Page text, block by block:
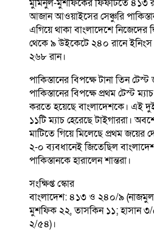
মুমিনুল-মুশফিকের ফিফটিতে ৪১৩
আজান আওয়াইসের সেঞ্চুরি
এগিয়ে থাকা বাংলাদেশে নিজেদের
থেকে ৯ উইকেটে ২৪০ রানে ইনিংস
২৬৮ রান।
পাকিস্তানের বিপক্ষে টানা তিন
পাকিস্তানের বিপক্ষে প্রথম টেস্ট
করতে হয়েছে বাংলাদেশকে। এই
১১টি ম্যাচ হেরেছে টাইগাররা।
মাটিতে গিয়ে মিলেছে প্রথম জয়ের
২-০ ব্যবধানেই জিতেছিল
পাকিস্তানকে হারালেন শান্তরা।
সংক্ষিপ্ত স্কোর
বাংলাদেশ: ৪১৩ ও ২৪০/৯
মুশফিক ২২, তাসকিন ১১; হাসান
২/৫৪)।